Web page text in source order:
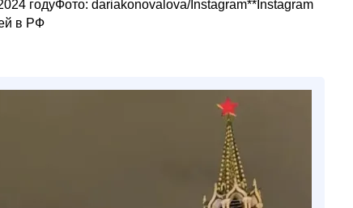
годуФото: dariakonovalova/Instagram**Instagram
в РФ